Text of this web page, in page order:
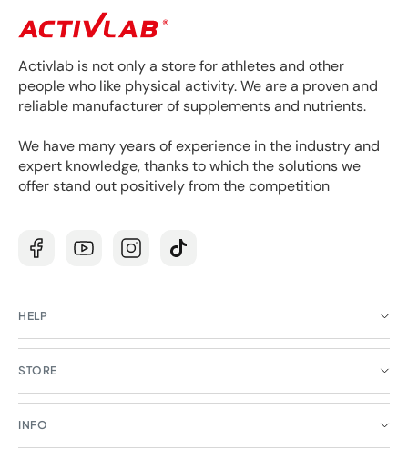
Activlab is not only a store for athletes and other
people who like physical activity. We are a proven and
reliable manufacturer of supplements and nutrients.
We have many years of experience in the industry and
expert knowledge, thanks to which the solutions we
offer stand out positively from the competition
FacebookYouTubeInstagramTikTok
HELP
STORE
INFO